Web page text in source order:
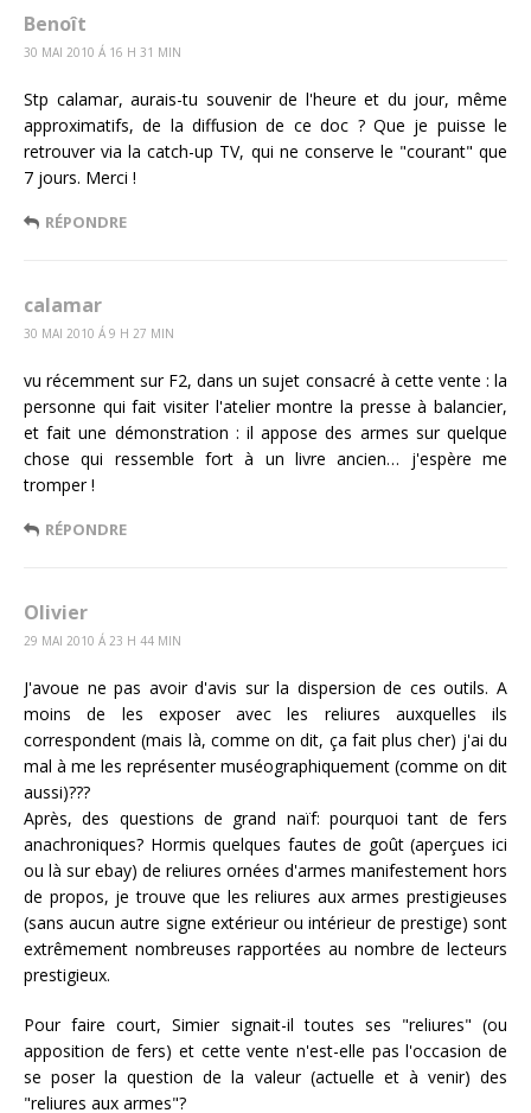
Benoît
30 MAI 2010 Á 16 H 31 MIN
Stp calamar, aurais-tu souvenir de l'heure et du jour, même
approximatifs, de la diffusion de ce doc ? Que je puisse le
retrouver via la catch-up TV, qui ne conserve le "courant" que
7 jours. Merci !
RÉPONDRE
calamar
30 MAI 2010 Á 9 H 27 MIN
vu récemment sur F2, dans un sujet consacré à cette vente : la
personne qui fait visiter l'atelier montre la presse à balancier,
et fait une démonstration : il appose des armes sur quelque
chose qui ressemble fort à un livre ancien… j'espère me
tromper !
RÉPONDRE
Olivier
29 MAI 2010 Á 23 H 44 MIN
J'avoue ne pas avoir d'avis sur la dispersion de ces outils. A
moins de les exposer avec les reliures auxquelles ils
correspondent (mais là, comme on dit, ça fait plus cher) j'ai du
mal à me les représenter muséographiquement (comme on dit
aussi)???
Après, des questions de grand naïf: pourquoi tant de fers
anachroniques? Hormis quelques fautes de goût (aperçues ici
ou là sur ebay) de reliures ornées d'armes manifestement hors
de propos, je trouve que les reliures aux armes prestigieuses
(sans aucun autre signe extérieur ou intérieur de prestige) sont
extrêmement nombreuses rapportées au nombre de lecteurs
prestigieux.
Pour faire court, Simier signait-il toutes ses "reliures" (ou
apposition de fers) et cette vente n'est-elle pas l'occasion de
se poser la question de la valeur (actuelle et à venir) des
"reliures aux armes"?